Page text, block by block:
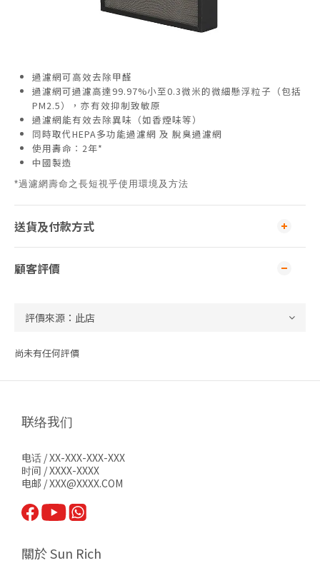
過濾網可高效去除甲醛
過濾網可過濾高達99.97%小至0.3微米的微細懸浮粒子（包括
PM2.5），亦有效抑制致敏原
過濾網能有效去除異味（如香煙味等）
同時取代HEPA多功能過濾網 及 脫臭過濾網
使用壽命︰2年*
中國製造
*過濾網壽命之長短視乎使用環境及方法
送貨及付款方式
顧客評價
尚未有任何評價
联络我们
电话 / XX-XXX-XXX-XXX
时间 / XXXX-XXXX
电邮 / XXX@XXXX.COM
關於 Sun Rich